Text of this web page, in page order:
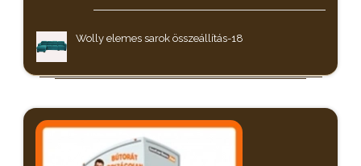
Wolly elemes sarok összeállítás-18